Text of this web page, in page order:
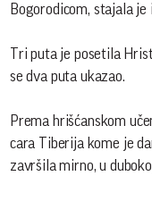
Bogorodicom, stajala
Tri puta je posetila
se dva puta ukazao.
Prema hrišćanskom
cara Tiberija kome je
završila mirno, u